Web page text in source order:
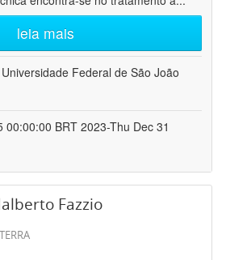
leia mais
Universidade Federal de São João
00:00:00 BRT 2023-Thu Dec 31
Fazzio